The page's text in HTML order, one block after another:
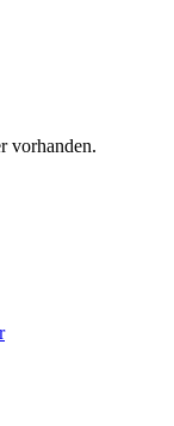
vorhanden.